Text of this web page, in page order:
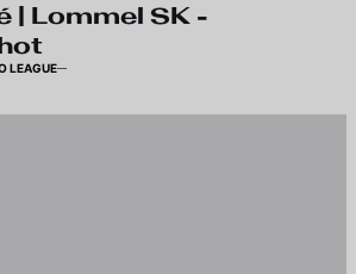
| Lommel SK -
LEAGUE